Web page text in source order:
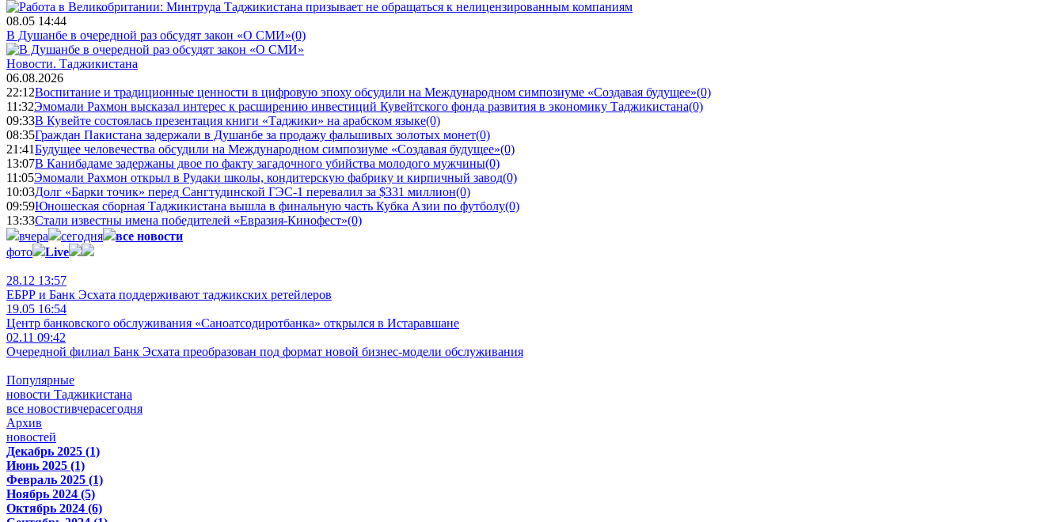
08.05 14:44
В Душанбе в очередной раз обсудят закон «О СМИ»(0)
Новости. Таджикистана
06.08.2026
22:12Воспитание и традиционные ценности в цифровую эпоху обсудили на Международном симпозиуме «Создавая будущее»(0)
11:32Эмомали Рахмон высказал интерес к расширению инвестиций Кувейтского фонда развития в экономику Таджикистана(0)
09:33В Кувейте состоялась презентация книги «Таджики» на арабском языке(0)
08:35Граждан Пакистана задержали в Душанбе за продажу фальшивых золотых монет(0)
21:41Будущее человечества обсудили на Международном симпозиуме «Создавая будущее»(0)
13:07В Канибадаме задержаны двое по факту загадочного убийства молодого мужчины(0)
11:05Эмомали Рахмон открыл в Рудаки школы, кондитерскую фабрику и кирпичный завод(0)
10:03Долг «Барки точик» перед Сангтудинской ГЭС-1 перевалил за $331 миллион(0)
09:59Юношеская сборная Таджикистана вышла в финальную часть Кубка Азии по футболу(0)
13:33Стали известны имена победителей «Евразия-Кинофест»(0)
вчера
сегодня
все новости
фото
Live
28.12 13:57
ЕБРР и Банк Эсхата поддерживают таджикских ретейлеров
19.05 16:54
Центр банковского обслуживания «Саноатсодиротбанка» открылся в Истаравшане
02.11 09:42
Очередной филиал Банк Эсхата преобразован под формат новой бизнес-модели обслуживания
Популярные
новости Таджикистана
все новостивчерасегодня
Архив
новостей
Декабрь 2025 (1)
Июнь 2025 (1)
Февраль 2025 (1)
Ноябрь 2024 (5)
Октябрь 2024 (6)